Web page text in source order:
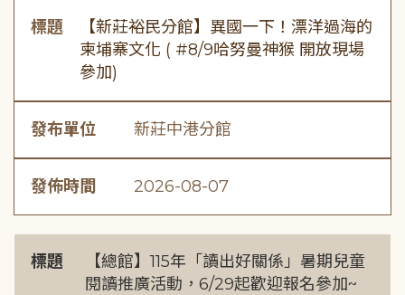
標題
【新莊裕民分館】異國一下！漂洋過海的
柬埔寨文化 ( #8/9哈努曼神猴 開放現場
參加)
發布單位 新莊中港分館
發佈時間 2026-08-07
標題
【總館】115年「讀出好關係」暑期兒童
閱讀推廣活動，6/29起歡迎報名參加~